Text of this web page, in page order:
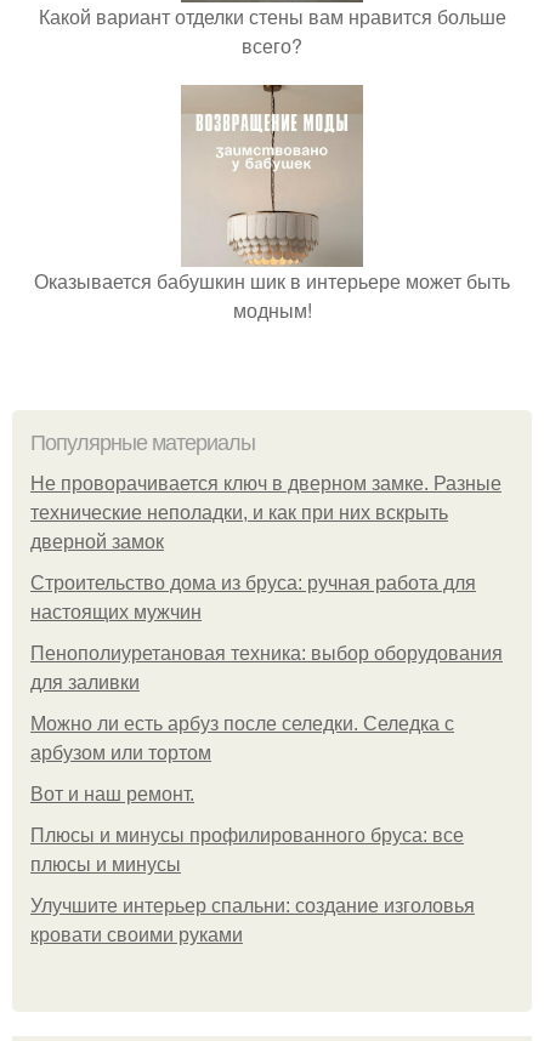
Какой вариант отделки стены вам нравится больше
всего?
Оказывается бабушкин шик в интерьере может быть
модным!
Популярные материалы
Не проворачивается ключ в дверном замке. Разные
технические неполадки, и как при них вскрыть
дверной замок
Строительство дома из бруса: ручная работа для
настоящих мужчин
Пенополиуретановая техника: выбор оборудования
для заливки
Можно ли есть арбуз после селедки. Селедка с
арбузом или тортом
Boт и наш ремoнт.
Плюсы и минусы профилированного бруса: все
плюсы и минусы
Улучшите интерьер спальни: создание изголовья
кровати своими руками